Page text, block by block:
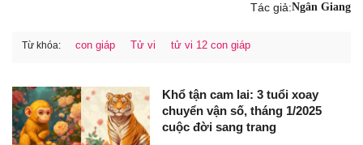
Tác giả:Ngân Giang
Từ khóa: con giáp Tử vi tử vi 12 con giáp
Khổ tận cam lai: 3 tuổi xoay
chuyển vận số, tháng 1/2025
cuộc đời sang trang